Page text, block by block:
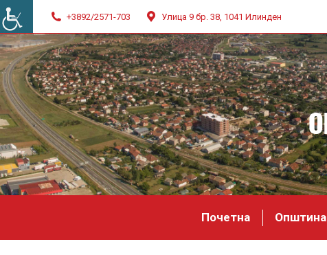
+3892/2571-703 Улица 9 бр. 38, 1041 Илинден
Почетна Општина